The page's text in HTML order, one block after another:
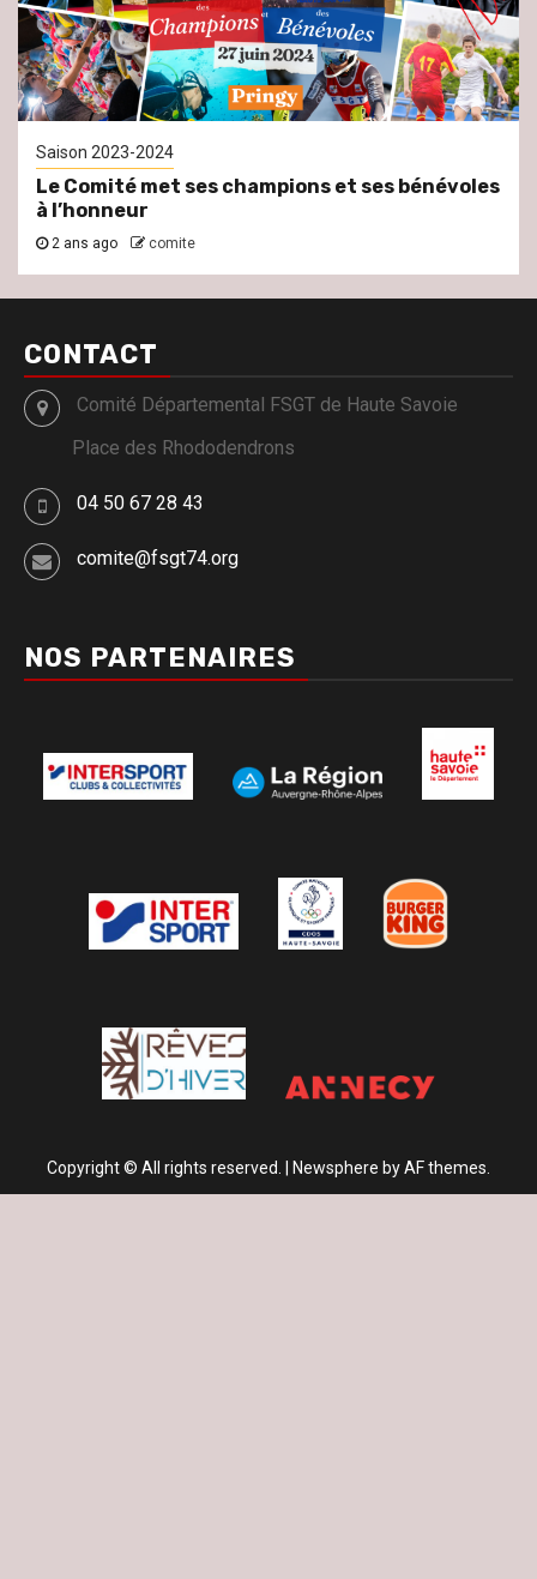
Saison 2023-2024
Le Comité met ses champions et ses bénévoles
à l’honneur
2 ans ago comite
CONTACT
Comité Départemental FSGT de Haute Savoie
Place des Rhododendrons
04 50 67 28 43
comite@fsgt74.org
NOS PARTENAIRES
Copyright © All rights reserved. Newsphere by AF themes.